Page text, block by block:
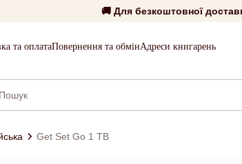
🚚 Для безкоштовної
та оплатаПовернення та обмінАдреси книгарень
Get Set Go 1 TB